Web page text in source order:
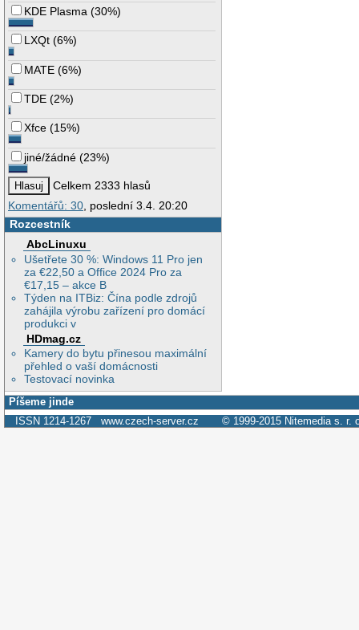
KDE Plasma (30%)
LXQt (6%)
MATE (6%)
TDE (2%)
Xfce (15%)
jiné/žádné (23%)
Celkem 2333 hlasů
Komentářů: 30, poslední 3.4. 20:20
Rozcestník
AbcLinuxu
Ušetřete 30 %: Windows 11 Pro jen
za €22,50 a Office 2024 Pro za
€17,15 – akce B
Týden na ITBiz: Čína podle zdrojů
zahájila výrobu zařízení pro domácí
produkci v
HDmag.cz
Kamery do bytu přinesou maximální
přehled o vaší domácnosti
Testovací novinka
Píšeme jinde
ISSN 1214-1267 www.czech-server.cz © 1999-2015 Nitemedia s. r.